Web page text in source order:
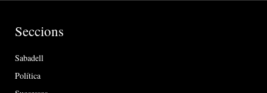
Seccions
Sabadell
Política